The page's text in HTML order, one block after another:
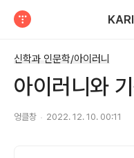
신학과 인문학/아이러니
아이러니와
엉클창 2022. 12. 10. 00:11